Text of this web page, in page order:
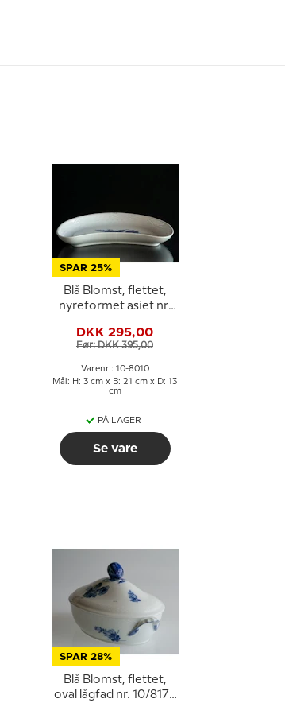
SPAR 25%
Blå Blomst, flettet,
nyreformet asiet nr.
Copenhagen
DKK 295,00
Før: DKK 395,00
Varenr.: 10-8010
Mål: H: 3 cm x B: 21 cm x D: 13
cm
PÅ LAGER
Se vare
SPAR 28%
Blå Blomst, flettet,
oval lågfad nr. 10/8174